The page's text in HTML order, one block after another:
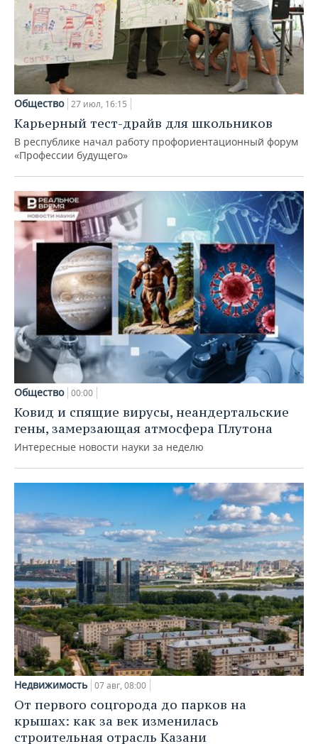
Общество 27 июл, 16:15
Карьерный тест-драйв для школьников
В республике начал работу профориентационный форум
«Профессии будущего»
Общество 00:00
Ковид и спящие вирусы, неандертальские
гены, замерзающая атмосфера Плутона
Интересные новости науки за неделю
Недвижимость 07 авг, 08:00
От первого соцгорода до парков на
крышах: как за век изменилась
строительная отрасль Казани